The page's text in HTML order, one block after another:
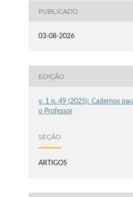
PUBLICADO
03-08-2026
EDIÇÃO
v. 1 n. 49 (2025): Cadernos
o Professor
SEÇÃO
ARTIGOS